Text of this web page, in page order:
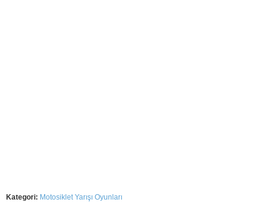
Kategori: Motosiklet Yarışı Oyunları